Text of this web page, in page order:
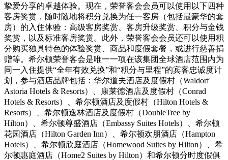
挚爱分享的卓越体验。现在，荣誉客会会员可以使用以下四种
客房奖赏，随时随地将积分兑换为任一客房（包括最豪华的套
房）的入住体验：高级客房奖赏、客房升级奖赏、积分与金钱
奖赏，以及标准客房奖赏。此外，荣誉客会会员还可以使用积
分购买独具特色的体验奖赏、商品和度假套餐，或进行慈善捐
赠等。希尔顿荣誉客会是唯一一项在该集团全球酒店范围内为
同一入住提供“全年有效兑换”和“积分与里程”的宾客忠诚度计
划，参与酒店品牌包括：华尔道夫酒店及度假村（Waldorf
Astoria Hotels & Resorts）、康莱德酒店及度假村（Conrad
Hotels & Resorts）、希尔顿酒店及度假村（Hilton Hotels &
Resorts）、希尔顿逸林酒店及度假村（DoubleTree by
Hilton）、希尔顿尊盛酒店（Embassy Suites Hotels）、希尔顿
花园酒店（Hilton Garden Inn）、希尔顿欢朋酒店（Hampton
Hotels）、希尔顿欣庭酒店（Homewood Suites by Hilton）、希
尔顿惠庭酒店（Home2 Suites by Hilton）和希尔顿分时度假俱